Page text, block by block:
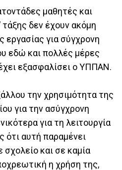
μαθητές και
τάξης δεν έχουν ακόμη
εργασίας για σύγχρονη
εδώ και πολλές μέρες
εξασφαλίσει ο ΥΠΠΑΝ.
την χρησιμότητα της
για την ασύγχρονη
για τη λειτουργία
ότι αυτή παραμένει
σχολείο και σε καμία
η χρήση της,